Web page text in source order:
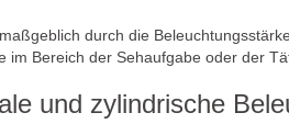
durch die
im Bereich der Sehaufgabe oder der
und zylindrische